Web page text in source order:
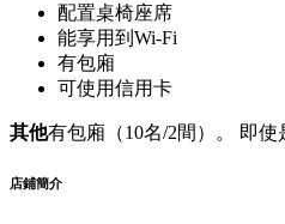
配置桌椅座席
能享用到Wi-Fi
有包廂
可使用信用卡
其他有包廂（10名/2間）。 即使
店鋪簡介